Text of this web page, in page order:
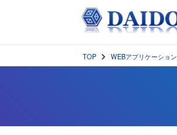
TOP WEBアプリケーション